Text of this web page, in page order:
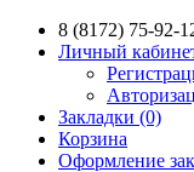
8 (8172) 75-92-
Личный
Закладки (0)
Корзина
Оформление